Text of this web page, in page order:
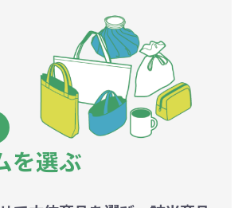
を選ぶ